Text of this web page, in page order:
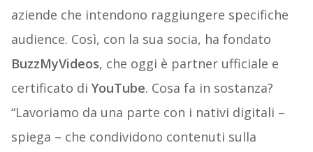
aziende che intendono raggiungere specifiche
audience. Così, con la sua socia, ha fondato
BuzzMyVideos, che oggi è partner ufficiale e
certificato di YouTube. Cosa fa in sostanza?
“Lavoriamo da una parte con i nativi digitali –
spiega – che condividono contenuti sulla